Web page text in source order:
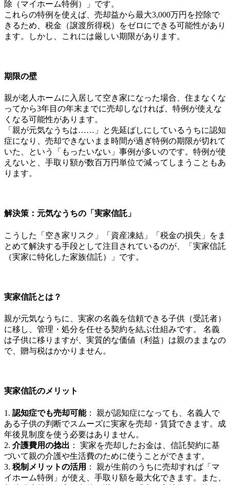
除（マイホーム特例）」です。
これらの特例を使えば、売却益から最大3,000万円を控除で
きるため、税金（譲渡所得税）をゼロにできる可能性があり
ます。しかし、これには厳しい期限があります。
期限の壁
親が老人ホームに入居して空き家になった場合、住まなくな
ってから3年目の年末までに売却しなければ、特例が使えな
くなる可能性があります。
「親が元気なうちは……」と先延ばしにしているうちに認知
症になり、売却できないまま時間が過ぎ特例の期限が切れて
いた、という「もったいない」事例が多いのです。特例が使
えないと、手取り額が数百万円単位で減ってしまうこともあ
ります。
解決策：元気なうちの「実家信託」
こうした「空き家リスク」「資産凍結」「税金の損失」をま
とめて解決する手段として注目されているのが、「実家信託
（実家に特化した家族信託）」です。
実家信託とは？
親が元気なうちに、実家の名義を信頼できる子供（受託者）
に移し、管理・処分を任せる契約を結ぶ仕組みです。 名義
は子供に移りますが、実質的な価値（利益）は親のままなの
で、贈与税はかかりません。
実家信託のメリット
1. 認知症でも売却可能： 親が認知症になっても、名義人で
ある子供の判断でスムーズに実家を売却・賃貸できます。成
年後見制度を使う必要はありません。
2. 介護費用の捻出 ： 実家を売却したお金は、信託契約に基
づいて親の介護や生活費のために使うことができます。
3. 税制メリットの活用 ： 親が生前のうちに売却すれば「マ
イホーム特例」が使え、手取り額を最大化できます。また、